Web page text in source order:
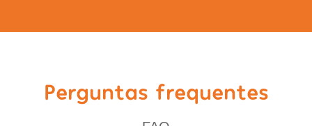
Perguntas frequentes